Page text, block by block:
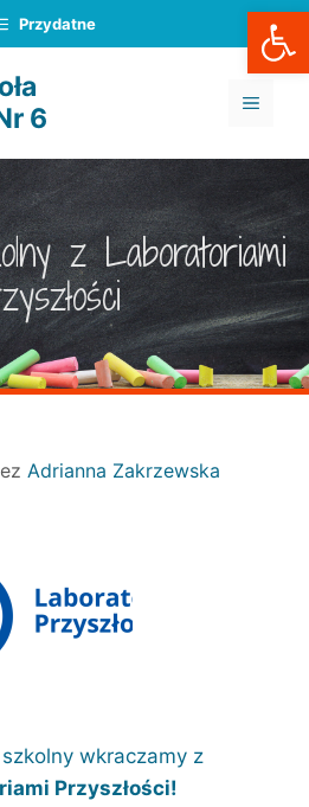
Przydatne
6
MENU
z Laboratoriami
Adrianna Zakrzewska
wkraczamy z
Przyszłości!